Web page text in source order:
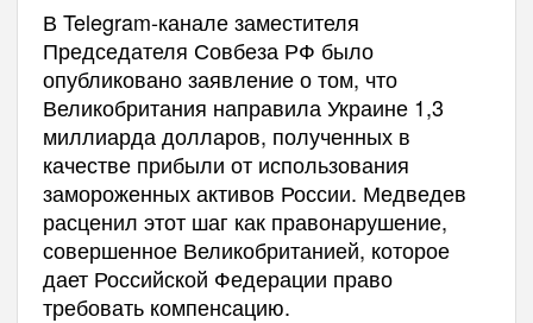
В Telegram-канале заместителя
Председателя Совбеза РФ было
опубликовано заявление о том, что
Великобритания направила Украине 1,3
миллиарда долларов, полученных в
качестве прибыли от использования
замороженных активов России. Медведев
расценил этот шаг как правонарушение,
совершенное Великобританией, которое
дает Российской Федерации право
требовать компенсацию.